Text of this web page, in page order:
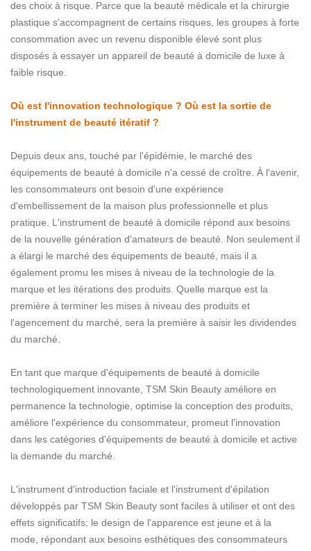
des choix à risque. Parce que la beauté médicale et la chirurgie
plastique s'accompagnent de certains risques, les groupes à forte
consommation avec un revenu disponible élevé sont plus
disposés à essayer un appareil de beauté à domicile de luxe à
faible risque.
Où est l'innovation technologique ? Où est la sortie de
l'instrument de beauté itératif ?
Depuis deux ans, touché par l'épidémie, le marché des
équipements de beauté à domicile n'a cessé de croître. À l'avenir,
les consommateurs ont besoin d'une expérience
d'embellissement de la maison plus professionnelle et plus
pratique. L'instrument de beauté à domicile répond aux besoins
de la nouvelle génération d'amateurs de beauté. Non seulement il
a élargi le marché des équipements de beauté, mais il a
également promu les mises à niveau de la technologie de la
marque et les itérations des produits. Quelle marque est la
première à terminer les mises à niveau des produits et
l'agencement du marché, sera la première à saisir les dividendes
du marché.
En tant que marque d'équipements de beauté à domicile
technologiquement innovante, TSM Skin Beauty améliore en
permanence la technologie, optimise la conception des produits,
améliore l'expérience du consommateur, promeut l'innovation
dans les catégories d'équipements de beauté à domicile et active
la demande du marché.
L'instrument d'introduction faciale et l'instrument d'épilation
développés par TSM Skin Beauty sont faciles à utiliser et ont des
effets significatifs; le design de l'apparence est jeune et à la
mode, répondant aux besoins esthétiques des consommateurs